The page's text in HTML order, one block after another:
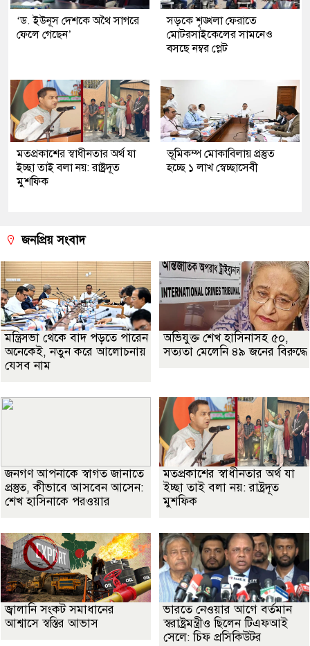
‘ড. ইউনূস দেশকে অথৈ সাগরে
ফেলে গেছেন’
সড়কে শৃঙ্খলা ফেরাতে
মোটরসাইকেলের সামনেও
বসছে নম্বর প্লেট
মতপ্রকাশের স্বাধীনতার অর্থ যা
ইচ্ছা তাই বলা নয়: রাষ্ট্রদূত
মুশফিক
ভূমিকম্প মোকাবিলায় প্রস্তুত
হচ্ছে ১ লাখ স্বেচ্ছাসেবী
জনপ্রিয় সংবাদ
মন্ত্রিসভা থেকে বাদ পড়তে পারেন
অনেকেই, নতুন করে আলোচনায়
যেসব নাম
অভিযুক্ত শেখ হাসিনাসহ ৫০,
সত্যতা মেলেনি ৪৯ জনের বিরুদ্ধে
জনগণ আপনাকে স্বাগত জানাতে
প্রস্তুত, কীভাবে আসবেন আসেন:
শেখ হাসিনাকে পরওয়ার
মতপ্রকাশের স্বাধীনতার অর্থ যা
ইচ্ছা তাই বলা নয়: রাষ্ট্রদূত
মুশফিক
জ্বালানি সংকট সমাধানের
আশ্বাসে স্বস্তির আভাস
ভারতে নেওয়ার আগে বর্তমান
স্বরাষ্ট্রমন্ত্রীও ছিলেন টিএফআই
সেলে: চিফ প্রসিকিউটর